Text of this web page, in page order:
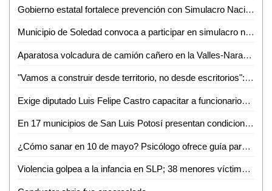
Gobierno estatal fortalece prevención con Simulacro Nacional
Municipio de Soledad convoca a participar en simulacro nacional este 6 de mayo
Aparatosa volcadura de camión cañero en la Valles-Naranjo; afortunadamente nadie salió herido
"Vamos a construir desde territorio, no desde escritorios": Morena rumbo al 2027
Exige diputado Luis Felipe Castro capacitar a funcionarios tras muerte de un perrito en Valles
En 17 municipios de San Luis Potosí presentan condiciones anormalmente secas
¿Cómo sanar en 10 de mayo? Psicólogo ofrece guía para sobrellevar el duelo ante ausencia materna
Violencia golpea a la infancia en SLP; 38 menores víctimas del crimen organizado en solo tres meses